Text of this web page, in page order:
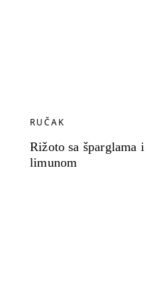
RUČAK
Rižoto sa šparglama i
limunom